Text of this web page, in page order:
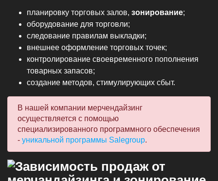
планировку торговых залов, зонирование;
оборудование для торговли;
следование правилам выкладки;
внешнее оформление торговых точек;
контролирование своевременного пополнения
товарных запасов;
создание методов, стимулирующих сбыт.
В нашей компании мерчендайзинг
осуществляется с помощью
специализированного программного обеспечения
- уникальной программы Salegroup.